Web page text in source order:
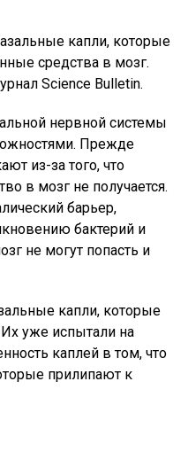
капли, которые
средства в мозг.
Science Bulletin.
нервной системы
Прежде
из-за того, что
в мозг не получается.
барьер,
бактерий и
не могут попасть и
капли, которые
уже испытали на
каплей в том, что
прилипают к